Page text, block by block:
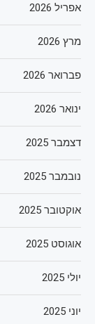
אפריל 2026
מרץ 2026
פברואר 2026
ינואר 2026
דצמבר 2025
נובמבר 2025
אוקטובר 2025
אוגוסט 2025
יולי 2025
יוני 2025